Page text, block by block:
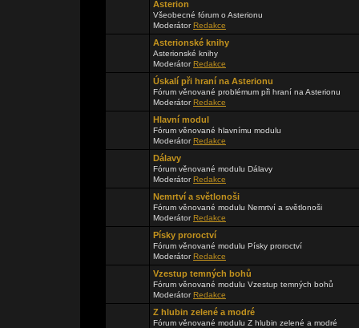
Asterion
Všeobecné fórum o Asterionu
ModerátorRedakce
Asterionské knihy
Asterionské knihy
ModerátorRedakce
Úskalí při hraní na Asterionu
Fórum věnované problémum při hraní na Asterionu
ModerátorRedakce
Hlavní modul
Fórum věnované hlavnímu modulu
ModerátorRedakce
Dálavy
Fórum věnované modulu Dálavy
ModerátorRedakce
Nemrtví a světlonoši
Fórum věnované modulu Nemrtví a světlonoši
ModerátorRedakce
Písky proroctví
Fórum věnované modulu Písky proroctví
ModerátorRedakce
Vzestup temných bohů
Fórum věnované modulu Vzestup temných bohů
ModerátorRedakce
Z hlubin zelené a modré
Fórum věnované modulu Z hlubin zelené a modré